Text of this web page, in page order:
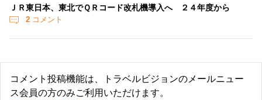
ＪＲ東日本、東北でＱＲコード改札機導入へ ２４年度から
2 コメント
コメント投稿機能は、トラベルビジョンのメールニュー
ス会員の方のみご利用いただけます。